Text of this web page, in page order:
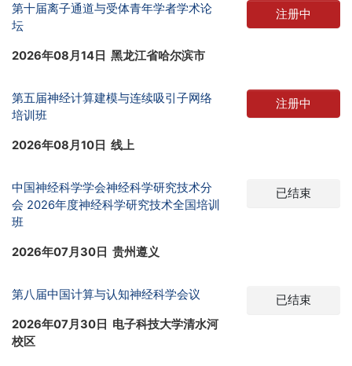
第十届离子通道与受体青年学者学术论
坛
2026年08月14日 黑龙江省哈尔滨市
注册中
第五届神经计算建模与连续吸引子网络
培训班
2026年08月10日 线上
注册中
中国神经科学学会神经科学研究技术分
会 2026年度神经科学研究技术全国培训
班
2026年07月30日 贵州遵义
已结束
第八届中国计算与认知神经科学会议
2026年07月30日 电子科技大学清水河
校区
已结束